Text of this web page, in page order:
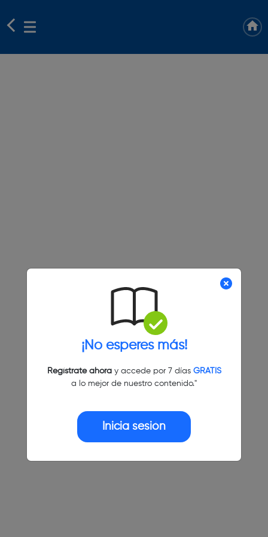
¡No esperes más!
Regístrate ahoray accede por 7 días GRATIS
a lo mejor de nuestro contenido."
Inicia sesión